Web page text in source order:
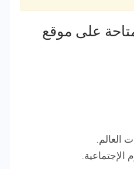
على موقع